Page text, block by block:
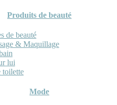
Produits de beauté
de beauté
& Maquillage
lui
toilette
Mode